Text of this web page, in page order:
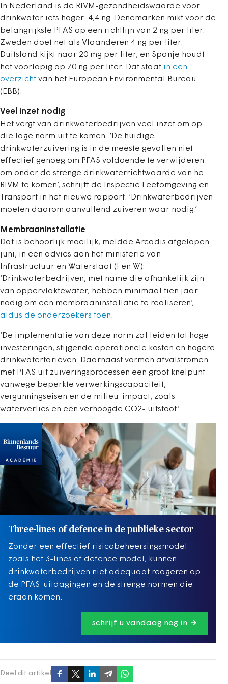
In Nederland is de RIVM-gezondheidswaarde voor
drinkwater iets hoger: 4,4 ng. Denemarken mikt voor de
belangrijkste PFAS op een richtlijn van 2 ng per liter.
Zweden doet net als Vlaanderen 4 ng per liter.
Duitsland kijkt naar 20 mg per liter, en Spanje houdt
het voorlopig op 70 ng per liter. Dat staat in een
overzicht van het European Environmental Bureau
(EBB).
Veel inzet nodig
Het vergt van drinkwaterbedrijven veel inzet om op
die lage norm uit te komen. ‘De huidige
drinkwaterzuivering is in de meeste gevallen niet
effectief genoeg om PFAS voldoende te verwijderen
om onder de strenge drinkwaterrichtwaarde van he
RIVM te komen’, schrijft de Inspectie Leefomgeving en
Transport in het nieuwe rapport. ‘Drinkwaterbedrijven
moeten daarom aanvullend zuiveren waar nodig.’
Membraaninstallatie
Dat is behoorlijk moeilijk, meldde Arcadis afgelopen
juni, in een advies aan het ministerie van
Infrastructuur en Waterstaat (I en W):
‘Drinkwaterbedrijven, met name die afhankelijk zijn
van oppervlaktewater, hebben minimaal tien jaar
nodig om een membraaninstallatie te realiseren’,
aldus de onderzoekers toen.
‘De implementatie van deze norm zal leiden tot hoge
investeringen, stijgende operationele kosten en hogere
drinkwatertarieven. Daarnaast vormen afvalstromen
met PFAS uit zuiveringsprocessen een groot knelpunt
vanwege beperkte verwerkingscapaciteit,
vergunningseisen en de milieu-impact, zoals
waterverlies en een verhoogde CO2- uitstoot.’
Three-lines of defence in de publieke sector
Zonder een effectief risicobeheersingsmodel
zoals het 3-lines of defence model, kunnen
drinkwaterbedrijven niet adequaat reageren op
de PFAS-uitdagingen en de strenge normen die
eraan komen.
schrijf u vandaag nog in
Deel dit artikel